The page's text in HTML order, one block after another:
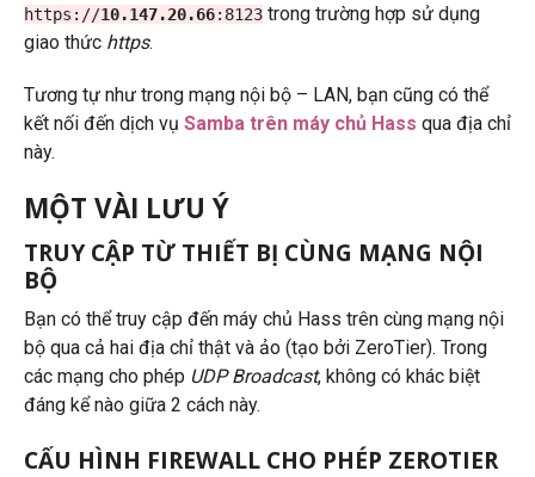
https://10.147.20.66:8123trong trường hợp sử dụng
giao thức https.
Tương tự như trong mạng nội bộ – LAN, bạn cũng có thể
kết nối đến dịch vụ Samba trên máy chủ Hass qua địa chỉ
này.
MỘT VÀI LƯU Ý
TRUY CẬP TỪ THIẾT BỊ CÙNG MẠNG NỘI
BỘ
Bạn có thể truy cập đến máy chủ Hass trên cùng mạng nội
bộ qua cả hai địa chỉ thật và ảo (tạo bởi ZeroTier). Trong
các mạng cho phép UDP Broadcast, không có khác biệt
đáng kể nào giữa 2 cách này.
CẤU HÌNH FIREWALL CHO PHÉP ZEROTIER